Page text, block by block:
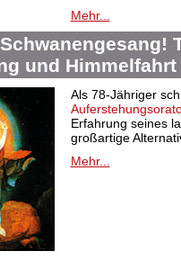
Mehr...
und Himmelfahrt
Als 78-Jähriger
Erfahrung seines
großartige
Mehr...